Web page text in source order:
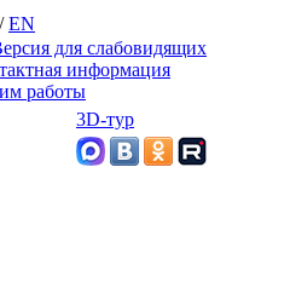
EN
для слабовидящих
информация
работы
3D-тур